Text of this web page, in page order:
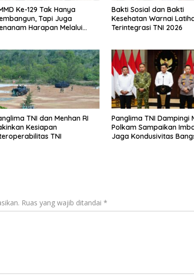
Ke-129 Tak Hanya
Tapi Juga
Harapan Melalui
Bakti Sosial dan Bakti
Kesehatan Warnai
Terintegrasi TNI 2026
TNI dan Menhan RI
Kesiapan
TNI
Panglima TNI Dampingi
Polkam Sampaikan
Jaga Kondusivitas
Ruas yang wajib ditandai *